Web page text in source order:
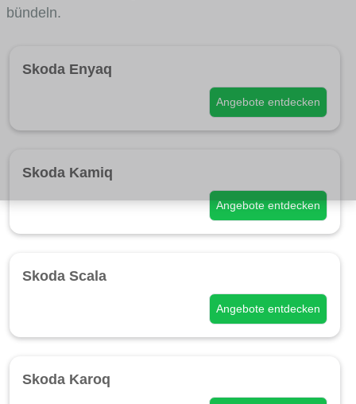
bündeln.
Skoda Enyaq
Angebote entdecken
Skoda Kamiq
Angebote entdecken
Skoda Scala
Angebote entdecken
Skoda Karoq